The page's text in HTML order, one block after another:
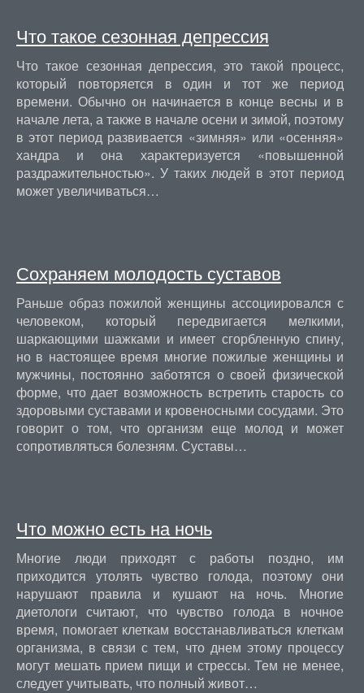
Что такое сезонная депрессия
Что такое сезонная депрессия, это такой процесс,
который повторяется в один и тот же период
времени. Обычно он начинается в конце весны и в
начале лета, а также в начале осени и зимой, поэтому
в этот период развивается «зимняя» или «осенняя»
хандра и она характеризуется «повышенной
раздражительностью». У таких людей в этот период
может увеличиваться…
Сохраняем молодость суставов
Раньше образ пожилой женщины ассоциировался с
человеком, который передвигается мелкими,
шаркающими шажками и имеет сгорбленную спину,
но в настоящее время многие пожилые женщины и
мужчины, постоянно заботятся о своей физической
форме, что дает возможность встретить старость со
здоровыми суставами и кровеносными сосудами. Это
говорит о том, что организм еще молод и может
сопротивляться болезням. Суставы…
Что можно есть на ночь
Многие люди приходят с работы поздно, им
приходится утолять чувство голода, поэтому они
нарушают правила и кушают на ночь. Многие
диетологи считают, что чувство голода в ночное
время, помогает клеткам восстанавливаться клеткам
организма, в связи с тем, что днем этому процессу
могут мешать прием пищи и стрессы. Тем не менее,
следует учитывать, что полный живот…